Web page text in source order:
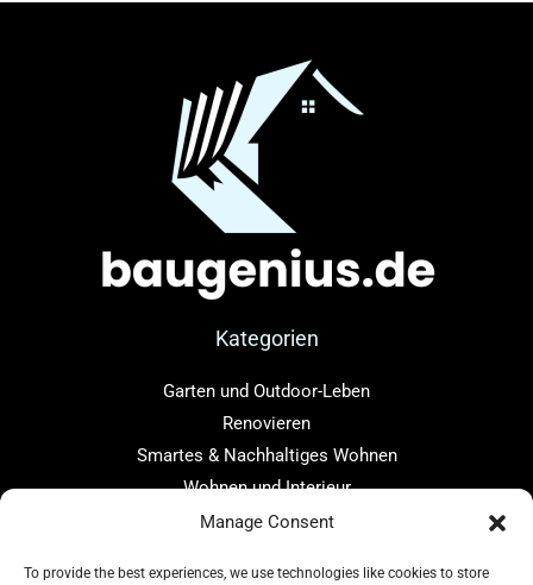
Manage Consent
To provide the best experiences, we use technologies like cookies to store
Kategorien
Garten und Outdoor-Leben
Renovieren
Smartes & Nachhaltiges Wohnen
Wohnen und Interieur
Links